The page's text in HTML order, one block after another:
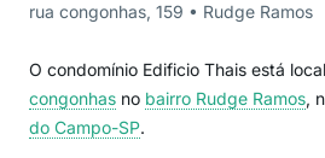
rua congonhas, 159 • Rudge Ramos
O condomínio Edificio Thais está
congonhas no bairro Rudge Ramos,
do Campo-SP.